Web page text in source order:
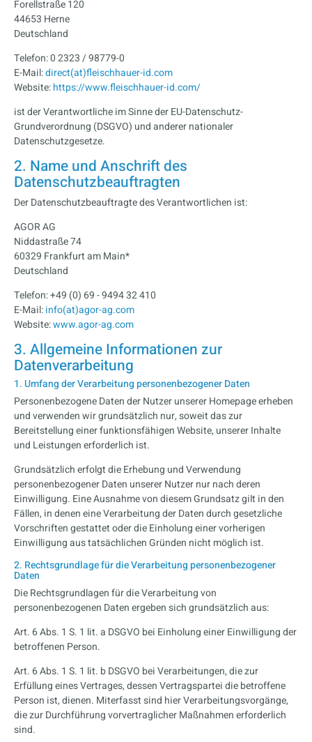
Forellstraße 120
44653 Herne
Deutschland
Telefon: 0 2323 / 98779-0
E-Mail:direct(at)fleischhauer-id.com
Website:https://www.fleischhauer-id.com/
ist der Verantwortliche im Sinne der EU-Datenschutz-
Grundverordnung (DSGVO) und anderer nationaler
Datenschutzgesetze.
2. Name und Anschrift des
Datenschutzbeauftragten
Der Datenschutzbeauftragte des Verantwortlichen ist:
AGOR AG
Niddastraße 74
60329 Frankfurt am Main*
Deutschland
Telefon: +49 (0) 69 - 9494 32 410
E-Mail:info(at)agor-ag.com
Website:www.agor-ag.com
3. Allgemeine Informationen zur
Datenverarbeitung
1. Umfang der Verarbeitung personenbezogener Daten
Personenbezogene Daten der Nutzer unserer Homepage erheben
und verwenden wir grundsätzlich nur, soweit das zur
Bereitstellung einer funktionsfähigen Website, unserer Inhalte
und Leistungen erforderlich ist.
Grundsätzlich erfolgt die Erhebung und Verwendung
personenbezogener Daten unserer Nutzer nur nach deren
Einwilligung. Eine Ausnahme von diesem Grundsatz gilt in den
Fällen, in denen eine Verarbeitung der Daten durch gesetzliche
Vorschriften gestattet oder die Einholung einer vorherigen
Einwilligung aus tatsächlichen Gründen nicht möglich ist.
2. Rechtsgrundlage für die Verarbeitung personenbezogener
Daten
Die Rechtsgrundlagen für die Verarbeitung von
personenbezogenen Daten ergeben sich grundsätzlich aus:
Art. 6 Abs. 1 S. 1 lit. a DSGVO bei Einholung einer Einwilligung der
betroffenen Person.
Art. 6 Abs. 1 S. 1 lit. b DSGVO bei Verarbeitungen, die zur
Erfüllung eines Vertrages, dessen Vertragspartei die betroffene
Person ist, dienen. Miterfasst sind hier Verarbeitungsvorgänge,
die zur Durchführung vorvertraglicher Maßnahmen erforderlich
sind.